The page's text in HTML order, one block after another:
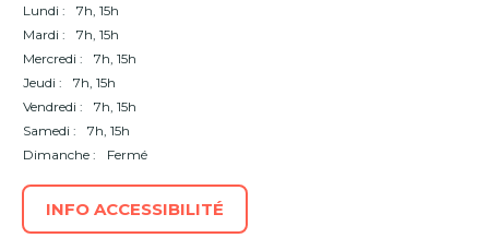
Lundi :
7h, 15h
Mardi :
7h, 15h
Mercredi :
7h, 15h
Jeudi :
7h, 15h
Vendredi :
7h, 15h
Samedi :
7h, 15h
Dimanche :
Fermé
INFO ACCESSIBILITÉ